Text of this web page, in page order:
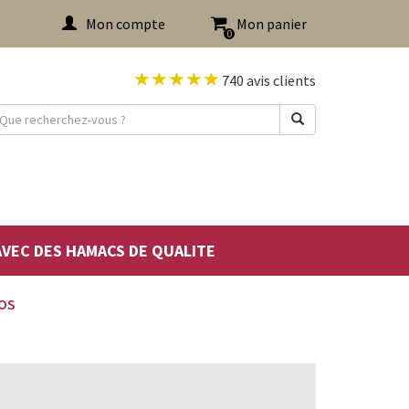
0
Mon panier
Mon compte
740 avis clients
DES HAMACS DE QUALITE